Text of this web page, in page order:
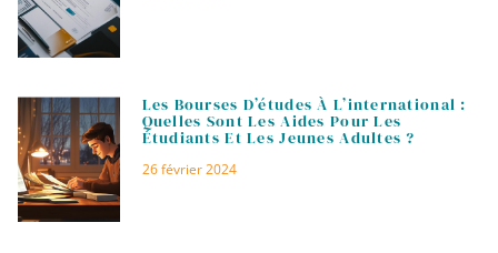
Les Bourses D’études À L’international :
Quelles Sont Les Aides Pour Les
Étudiants Et Les Jeunes Adultes ?
26 février 2024